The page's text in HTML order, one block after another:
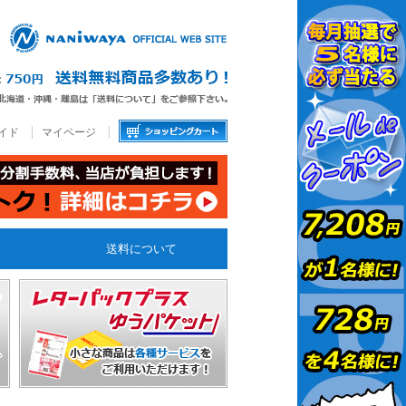
ド マイページ
送料について